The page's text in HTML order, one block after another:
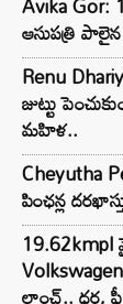
ఆసుపత్రి
Renu
జుట్టు
మహిళ..
Cheyutha
పింఛన్ల